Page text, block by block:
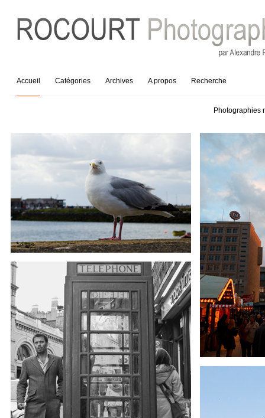
Accueil Catégories Archives A propos Recherche
Photographies